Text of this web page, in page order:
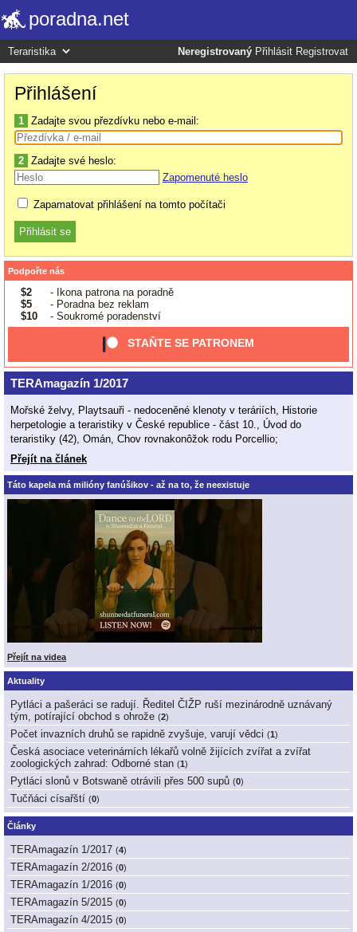
poradna.net
Neregistrovaný Přihlásit Registrovat
Přihlášení
1 Zadajte svou přezdívku nebo e-mail:
2 Zadajte své heslo:
Zapomenuté heslo
Zapamatovat přihlášení na tomto počítači
Podpořte nás
$2
- Ikona patrona na poradně
$5
- Poradna bez reklam
$10
- Soukromé poradenství
STAŇTE SE PATRONEM
TERAmagazín 1/2017
Mořské želvy, Playtsauři - nedoceněné klenoty v teráriích, Historie
herpetologie a teraristiky v České republice - část 10., Úvod do
teraristiky (42), Omán, Chov rovnakonôžok rodu Porcellio;
Přejít na článek
Táto kapela má milióny fanúšikov - až na to, že neexistuje
Přejít na videa
Aktuality
Pytláci a pašeráci se radují. Ředitel ČIŽP ruší mezinárodně uznávaný
tým, potírající obchod s ohrože (2)
Počet invazních druhů se rapidně zvyšuje, varují vědci (1)
Česká asociace veterinárních lékařů volně žijících zvířat a zvířat
zoologických zahrad: Odborné stan (1)
Pytláci slonů v Botswaně otrávili přes 500 supů (0)
Tučňáci císařští (0)
Články
TERAmagazín 1/2017 (4)
TERAmagazín 2/2016 (0)
TERAmagazín 1/2016 (0)
TERAmagazín 5/2015 (0)
TERAmagazín 4/2015 (0)